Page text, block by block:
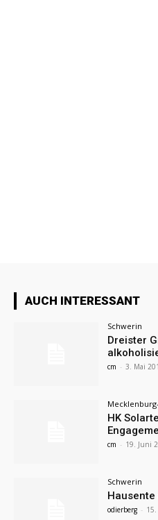
AUCH INTERESSANT
Schwerin
Dreister
cm - 3. Mai
HK
cm - 19. Juni
Schwerin
odierberg -